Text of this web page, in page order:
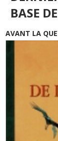
BASE
AVANT LA